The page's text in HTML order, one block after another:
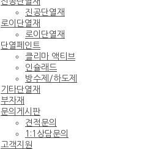
진공단열재
로이단열재
로이단열재
단열페인트
클리마 액티브
인슐래드
방수제/하도제
기타단열재
부자재
문의게시판
견적문의
1:1상담문의
고객지원